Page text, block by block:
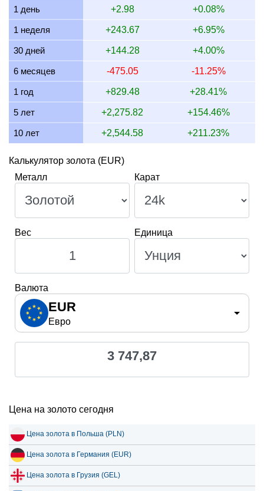
16 июля 2026
15 июля 2026
14 июля 2026
13 июля 2026
12 июля 2026
1 день +2.98 +0.08%
1 неделя +243.67 +6.95%
30 дней +144.28 +4.00%
6 месяцев -475.05 -11.25%
1 год +829.48 +28.41%
5 лет +2,275.82 +154.46%
10 лет +2,544.58 +211.23%
Калькулятор золота (EUR)
Металл
Карат
Вес Единица
Валюта
EUR
Евро
3 747,87
Цена на золото сегодня
Цена золота в Польша (PLN)
Цена золота в Германия (EUR)
Цена золота в Грузия (GEL)